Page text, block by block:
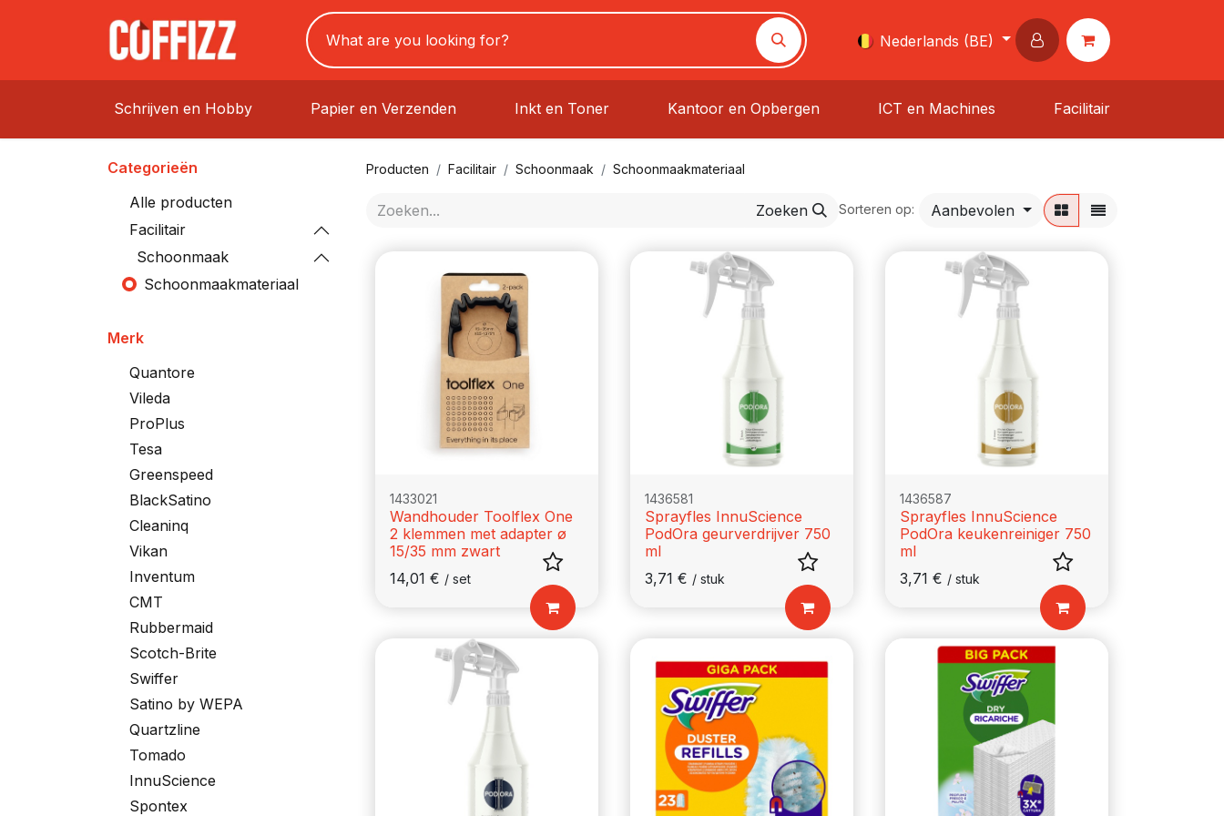
Nederlands (BE)
Schrijven en Hobby Papier en Verzenden Inkt en Toner Kantoor en Opbergen ICT en Machines Facilitair
Categorieën
Alle producten
Facilitair
Schoonmaak
Schoonmaakmateriaal
Merk
Quantore
Vileda
ProPlus
Tesa
Greenspeed
BlackSatino
Cleaninq
Vikan
Inventum
CMT
Rubbermaid
Scotch-Brite
Swiffer
Satino by WEPA
Quartzline
Tomado
InnuScience
Spontex
Producten Facilitair Schoonmaak Schoonmaakmateriaal
Zoeken Sorteren op: Aanbevolen
1433021
Wandhouder Toolflex One
2 klemmen met adapter ø
15/35 mm zwart
14,01 € / set
1436581
Sprayfles InnuScience
PodOra geurverdrijver 750
ml
3,71 € / stuk
1436587
Sprayfles InnuScience
PodOra keukenreiniger 750
ml
3,71 € / stuk